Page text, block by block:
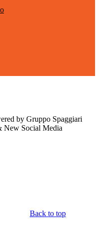
by Gruppo Spaggiari
New Social Media
Back to top